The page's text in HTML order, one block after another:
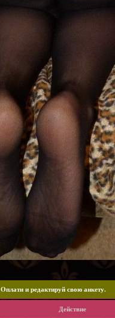
Oплати и редактируй свою анкету.
Действие